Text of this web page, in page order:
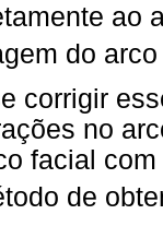
ao
do
corrigir
no
facial
de